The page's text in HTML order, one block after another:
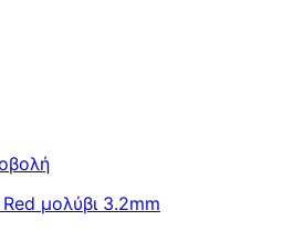
μολύβι 3.2mm